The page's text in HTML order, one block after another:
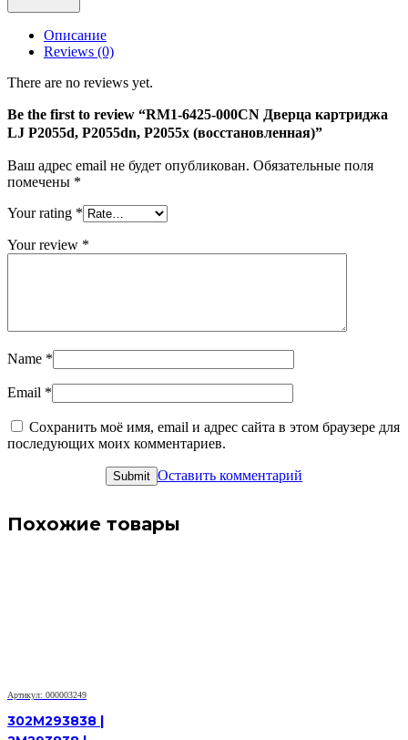
P2055d,
P2055x
Описание
Reviews (0)
There are no reviews yet.
Be the first to review “RM1-6425-000CN Дверца картриджа
LJ P2055d, P2055dn, P2055x (восстановленная)”
Ваш адрес email не будет опубликован. Обязательные поля
помечены *
Your rating *
Your review *
Name *
Email *
Сохранить моё имя, email и адрес сайта в этом браузере для
последующих моих комментариев.
Оставить комментарий
Похожие товары
Артикул: 000003249
302M293838 |